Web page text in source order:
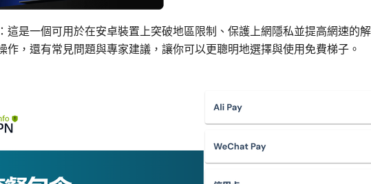
這是一個可用於在安卓裝置上突破地區限制、保護上網隱私並提高網速的
作，還有常見問題與專家建議，讓你可以更聰明地選擇與使用免費梯子。